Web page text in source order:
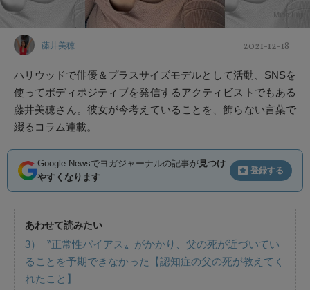
Miho Fujii
藤井美穂 2021-12-18
ハリウッドで俳優＆プラスサイズモデルとして活動、SNSを
使ってボディポジティブを発信するアクティビストでもある
藤井美穂さん。彼女が今考えていることを、飾らない言葉で
綴るコラム連載。
Google Newsでヨガジャーナルの記事が見つけ
やすくなります
登録する
あわせて読みたい
3）〝正常性バイアス〟がかかり、父の死が近づいてい
ることを予期できなかった【認知症の父の死が教えてく
れたこと】